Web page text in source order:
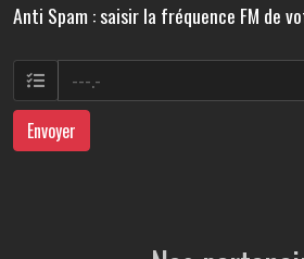
Anti Spam : saisir la fréquence FM de
Envoyer